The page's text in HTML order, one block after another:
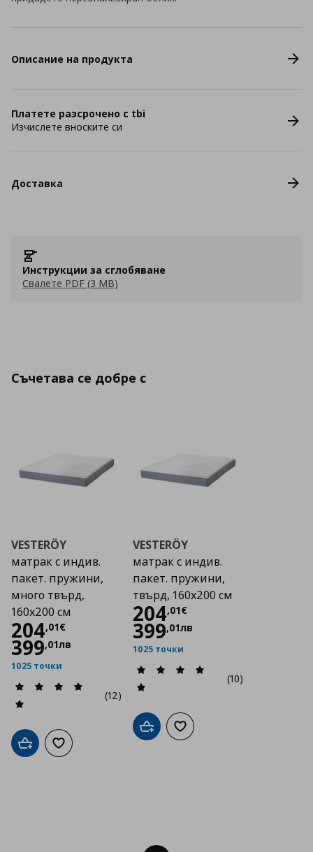
Описание на продукта
Платете разсрочено с tbi
Изчислете вноските си
Доставка
Инструкции за сглобяване
Свалете PDF (3 MB)
Съчетава се добре с
VESTERÖY
матрак с индив.
пакет. пружини,
много твърд,
160x200 см
204,01€
Цена 204,01 €
399,01лв
1025 точки
(12)
Добави в кошницата
Добави към списъка с любими
VESTERÖY
матрак с индив.
пакет. пружини,
твърд, 160x200 см
204,01€
Цена
399,01лв
1025 точки
(10)
Добави в кошницата
Добави към списъка с